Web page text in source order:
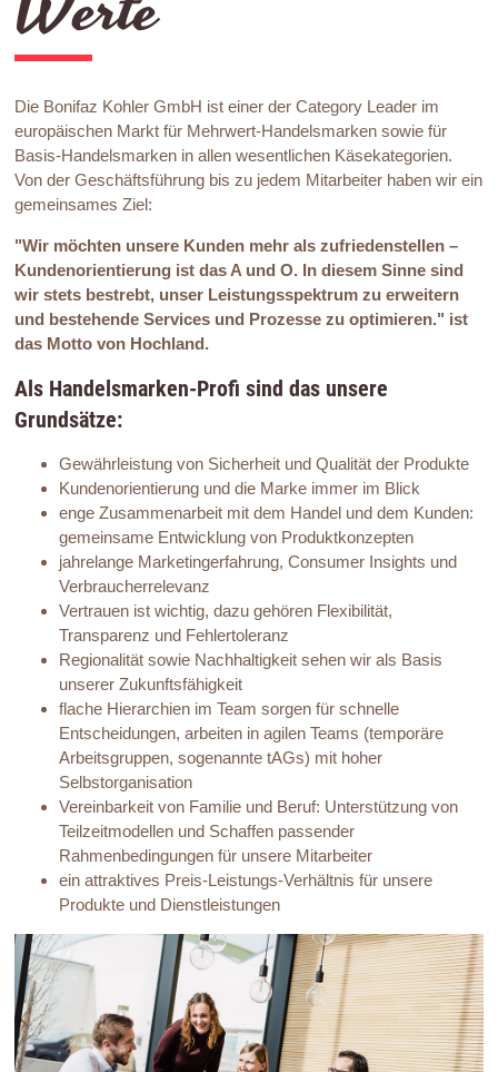
Die Bonifaz Kohler GmbH ist einer der Category Leader im
europäischen Markt für Mehrwert-Handelsmarken sowie für
Basis-Handelsmarken in allen wesentlichen Käsekategorien.
Von der Geschäftsführung bis zu jedem Mitarbeiter haben wir ein
gemeinsames Ziel:
"Wir möchten unsere Kunden mehr als zufriedenstellen ­–
Kundenorientierung ist das A und O. In diesem Sinne sind
wir stets bestrebt, unser Leistungsspektrum zu erweitern
und bestehende Services und Prozesse zu optimieren." ist
das Motto von Hochland.
Als Handelsmarken-Profi sind das unsere
Grundsätze:
Gewährleistung von Sicherheit und Qualität der Produkte
Kundenorientierung und die Marke immer im Blick
enge Zusammenarbeit mit dem Handel und dem Kunden:
gemeinsame Entwicklung von Produktkonzepten
jahrelange Marketingerfahrung, Consumer Insights und
Verbraucherrelevanz
Vertrauen ist wichtig, dazu gehören Flexibilität,
Transparenz und Fehlertoleranz
Regionalität sowie Nachhaltigkeit sehen wir als Basis
unserer Zukunftsfähigkeit
flache Hierarchien im Team sorgen für schnelle
Entscheidungen, arbeiten in agilen Teams (temporäre
Arbeitsgruppen, sogenannte tAGs) mit hoher
Selbstorganisation
Vereinbarkeit von Familie und Beruf: Unterstützung von
Teilzeitmodellen und Schaffen passender
Rahmenbedingungen für unsere Mitarbeiter
ein attraktives Preis-Leistungs-Verhältnis für unsere
Produkte und Dienstleistungen